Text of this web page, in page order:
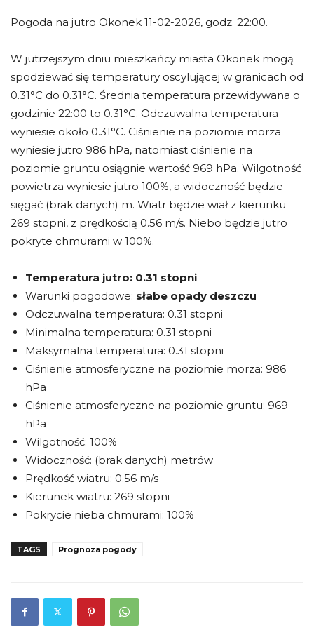
Pogoda na jutro Okonek 11-02-2026, godz. 22:00.
W jutrzejszym dniu mieszkańcy miasta Okonek mogą
spodziewać się temperatury oscylującej w granicach od
0.31°C do 0.31°C. Średnia temperatura przewidywana o
godzinie 22:00 to 0.31°C. Odczuwalna temperatura
wyniesie około 0.31°C. Ciśnienie na poziomie morza
wyniesie jutro 986 hPa, natomiast ciśnienie na
poziomie gruntu osiągnie wartość 969 hPa. Wilgotność
powietrza wyniesie jutro 100%, a widoczność będzie
sięgać (brak danych) m. Wiatr będzie wiał z kierunku
269 stopni, z prędkością 0.56 m/s. Niebo będzie jutro
pokryte chmurami w 100%.
Temperatura jutro: 0.31 stopni
Warunki pogodowe: słabe opady deszczu
Odczuwalna temperatura: 0.31 stopni
Minimalna temperatura: 0.31 stopni
Maksymalna temperatura: 0.31 stopni
Ciśnienie atmosferyczne na poziomie morza: 986
hPa
Ciśnienie atmosferyczne na poziomie gruntu: 969
hPa
Wilgotność: 100%
Widoczność: (brak danych) metrów
Prędkość wiatru: 0.56 m/s
Kierunek wiatru: 269 stopni
Pokrycie nieba chmurami: 100%
TAGS Prognoza pogody